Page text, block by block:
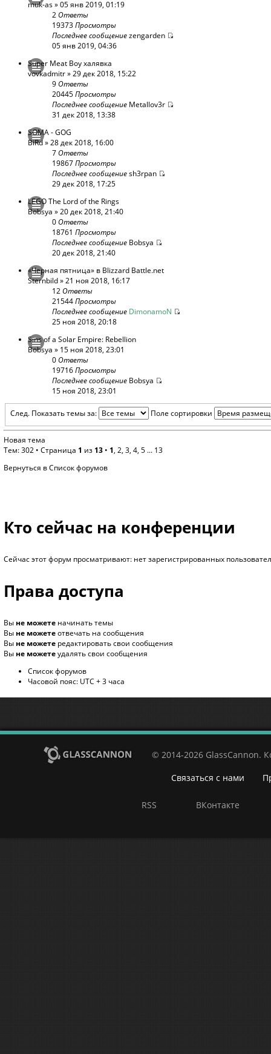
muk-as» 05 янв 2019, 01:19
2Ответы
19373Просмотры
Последнее сообщениеzengarden
05 янв 2019, 04:36
Super Meat Boy халявка
vovkadmitr» 29 дек 2018, 15:22
9Ответы
20445Просмотры
Последнее сообщение Metallov3r
31 дек 2018, 13:38
SOMA - GOG
BiRd» 28 дек 2018, 16:00
7Ответы
19867Просмотры
Последнее сообщениеsh3rpan
29 дек 2018, 17:25
LEGO The Lord of the Rings
Bobsya » 20 дек 2018, 21:40
0Ответы
18761 Просмотры
Последнее сообщение Bobsya
20 дек 2018, 21:40
«Черная пятница» в Blizzard Battle.net
Sternbild» 21 ноя 2018, 16:17
12Ответы
21544Просмотры
Последнее сообщение DimonamoN
25 ноя 2018, 20:18
Sins of a Solar Empire: Rebellion
Bobsya » 15 ноя 2018, 23:01
0Ответы
19716Просмотры
Последнее сообщение Bobsya
15 ноя 2018, 23:01
След. Показать темы за: Поле сортировки
Новая тема
Тем: 302 • Страница 1 из 13 • 1, 2, 3, 4, 5 ... 13
Вернуться в Список форумов
Кто сейчас на конференции
Сейчас этот форум просматривают: нет зарегистрированных
Права доступа
Вы не можете начинать темы
Вы не можетеотвечать на сообщения
Вы не можете редактировать свои сообщения
Вы не можетеудалять свои сообщения
Список форумов
Часовой пояс: UTC + 3 часа
© 2014-2026 GlassCannon.
Связаться с нами
RSS ВКонтакте